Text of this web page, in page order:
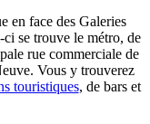
en face des Galeries
se trouve le métro, de
rue commerciale de
Vous y trouverez
touristiques, de bars et